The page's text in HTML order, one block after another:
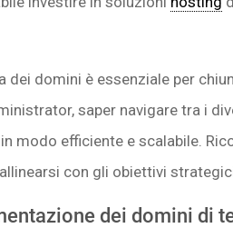
domini è essenziale per
saper navigare tra i
modo efficiente e scalabile.
con gli obiettivi
dei domini di